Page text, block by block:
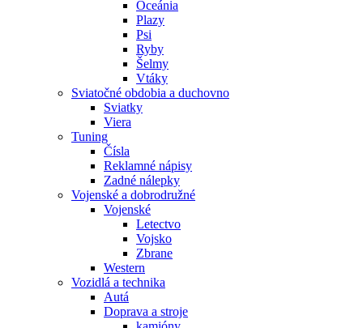
Oceánia
Plazy
Psi
Ryby
Šelmy
Vtáky
Sviatočné obdobia a duchovno
Sviatky
Viera
Tuning
Čísla
Reklamné nápisy
Zadné nálepky
Vojenské a dobrodružné
Vojenské
Letectvo
Vojsko
Zbrane
Western
Vozidlá a technika
Autá
Doprava a stroje